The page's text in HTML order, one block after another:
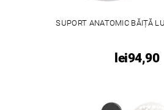
SUPORT ANATOMIC BĂIȚĂ
lei94,90